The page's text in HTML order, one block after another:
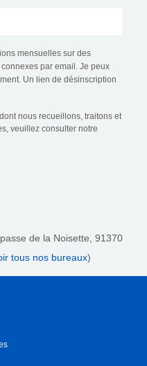
mensuelles sur des
par email. Je peux
Un lien de désinscription
nous recueillons, traitons et
veuillez consulter notre
de la Noisette, 91370
tous nos bureaux)